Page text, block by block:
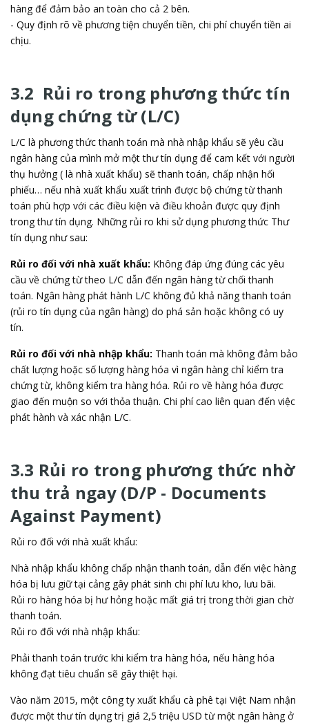
hàng để đảm bảo an toàn cho cả 2 bên.
- Quy định rõ về phương tiện chuyển tiền, chi phí chuyển tiền ai
chịu.
3.2 Rủi ro trong phương thức tín
dụng chứng từ (L/C)
L/C là phương thức thanh toán mà nhà nhập khẩu sẽ yêu cầu
ngân hàng của mình mở một thư tín dụng để cam kết với người
thụ hưởng ( là nhà xuất khẩu) sẽ thanh toán, chấp nhận hối
phiếu… nếu nhà xuất khẩu xuất trình được bộ chứng từ thanh
toán phù hợp với các điều kiện và điều khoản được quy định
trong thư tín dụng. Những rủi ro khi sử dụng phương thức Thư
tín dụng như sau:
Rủi ro đối với nhà xuất khẩu: Không đáp ứng đúng các yêu
cầu về chứng từ theo L/C dẫn đến ngân hàng từ chối thanh
toán. Ngân hàng phát hành L/C không đủ khả năng thanh toán
(rủi ro tín dụng của ngân hàng) do phá sản hoặc không có uy
tín.
Rủi ro đối với nhà nhập khẩu: Thanh toán mà không đảm bảo
chất lượng hoặc số lượng hàng hóa vì ngân hàng chỉ kiểm tra
chứng từ, không kiểm tra hàng hóa. Rủi ro về hàng hóa được
giao đến muộn so với thỏa thuận. Chi phí cao liên quan đến việc
phát hành và xác nhận L/C.
3.3 Rủi ro trong phương thức nhờ
thu trả ngay (D/P - Documents
Against Payment)
Rủi ro đối với nhà xuất khẩu:
Nhà nhập khẩu không chấp nhận thanh toán, dẫn đến việc hàng
hóa bị lưu giữ tại cảng gây phát sinh chi phí lưu kho, lưu bãi.
Rủi ro hàng hóa bị hư hỏng hoặc mất giá trị trong thời gian chờ
thanh toán.
Rủi ro đối với nhà nhập khẩu:
Phải thanh toán trước khi kiểm tra hàng hóa, nếu hàng hóa
không đạt tiêu chuẩn sẽ gây thiệt hại.
Vào năm 2015, một công ty xuất khẩu cà phê tại Việt Nam nhận
được một thư tín dụng trị giá 2,5 triệu USD từ một ngân hàng ở